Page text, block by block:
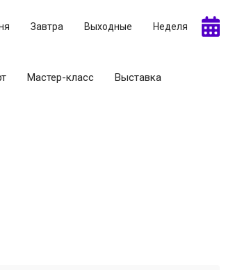
Завтра Выходные Неделя
Мастер-класс
Выставка